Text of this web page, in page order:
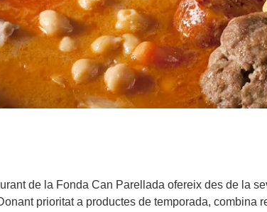
de la Fonda Can Parellada ofereix des de la
prioritat a productes de temporada, combina